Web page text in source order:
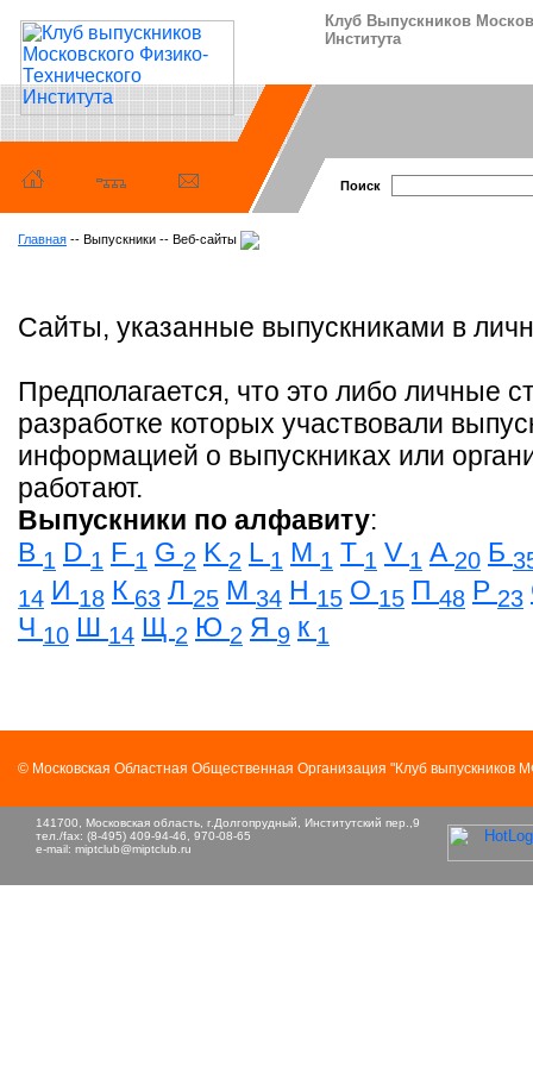
Клуб Выпускников
Института
Поиск
Главная -- Выпускники -- Веб-сайты
Сайты, указанные выпускниками в
Предполагается, что это либо личные
разработке которых участвовали
информацией о выпускниках или
работают.
Выпускники по алфавиту:
B 1 D 1 F 1 G 2 K 2 L 1 M 1 T 1 V 1 А 20 Б
14 И 18 К 63 Л 25 М 34 Н 15 О 15 П 48 Р 23
Ч 10 Ш 14 Щ 2 Ю 2 Я 9 к 1
© Московская Областная Общественная Организация "Клуб выпускников
141700, Московская область, г.Долгопрудный, Институтский пер.,9
тел./fax: (8-495) 409-94-46, 970-08-65
e-mail: miptclub@miptclub.ru